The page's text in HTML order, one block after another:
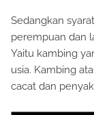
Sedangkan
perempuan dan
Yaitu kambing
usia. Kambing
cacat dan